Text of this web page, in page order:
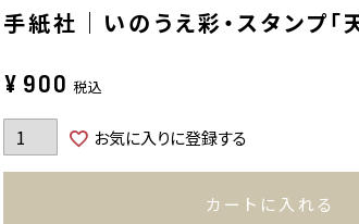
手紙社｜いのうえ彩・スタンプ「
¥ 900 税込
お気に入りに登録する
カートに入れる